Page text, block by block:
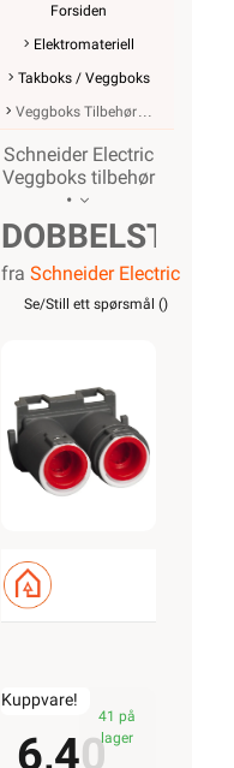
Forsiden
Elektromateriell
Takboks / Veggboks
Veggboks Tilbehør
Schneider Electric
Veggboks tilbehør
•
DOBBELSTUSS
KOMBI
fra Schneider Electric
Se/Still ett spørsmål ()
Kuppvare!
6,40
41 på
lager